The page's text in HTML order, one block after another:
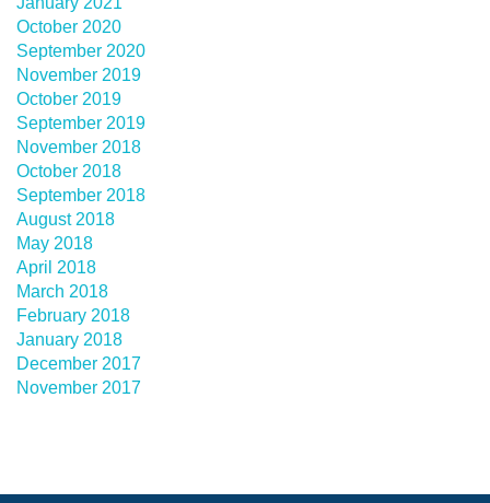
October 2020
September 2020
November 2019
October 2019
September 2019
November 2018
October 2018
September 2018
August 2018
May 2018
April 2018
March 2018
February 2018
January 2018
December 2017
November 2017